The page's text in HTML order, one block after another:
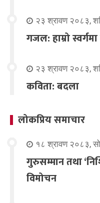
२३ श्रावण २०८३,
गजल: हाम्रो
२३ श्रावण २०८३,
कविता: बदला
लोकप्रिय समाचार
१८ श्रावण २०८३,
गुरुसम्मान तथा
विमोचन